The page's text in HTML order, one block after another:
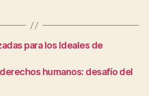
para los Ideales de
humanos: desafío del